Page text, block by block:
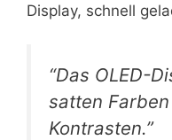
Display, schnell
“Das OLED-
satten
Kontrasten.”